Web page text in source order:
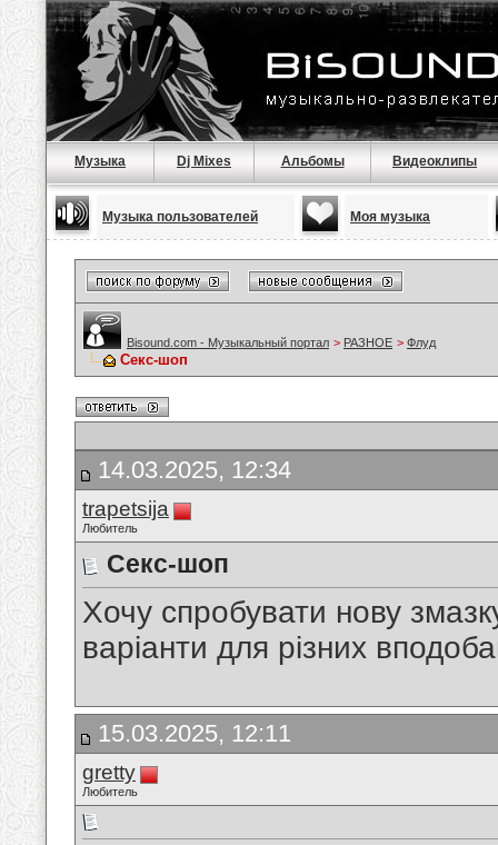
Музыка Dj Mixes Альбомы Видеоклипы
Музыка пользователей Моя музыка
Bisound.com - Музыкальный портал > РАЗНОЕ > Флуд
Секс-шоп
14.03.2025, 12:34
trapetsija
Любитель
Секс-шоп
Хочу спробувати нову
варіанти для різних
15.03.2025, 12:11
gretty
Любитель